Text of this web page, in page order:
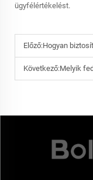
ügyfélértékelést.
Előző:Hogyan biztosítja, hogy a
Következő:Melyik fedéltervek